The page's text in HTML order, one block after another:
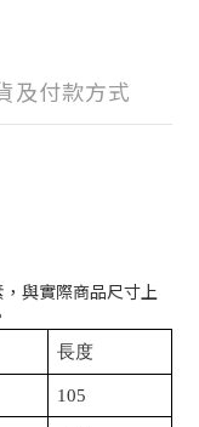
及付款方式
與實際商品尺寸上
長度
105